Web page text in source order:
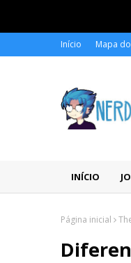
Início Mapa
INÍCIO
Página inicial